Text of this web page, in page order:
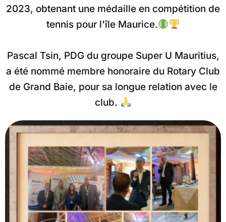
2023, obtenant une médaille en compétition de
tennis pour l'île Maurice.
Pascal Tsin, PDG du groupe Super U Mauritius,
a été nommé membre honoraire du Rotary Club
de Grand Baie, pour sa longue relation avec le
club.